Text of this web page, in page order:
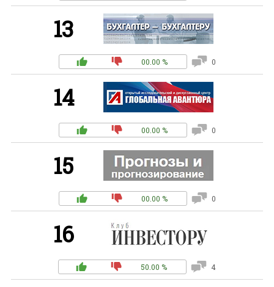
13
00.00 % 0
14
00.00 % 0
15
00.00 % 0
16
50.00 % 4